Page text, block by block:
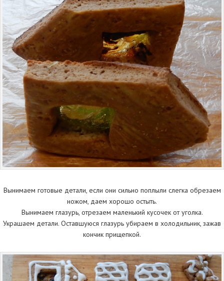
Вынимаем готовые детали, если они сильно поплыли слегка обрезаем
ножом, даем хорошо остыть.
Вынимаем глазурь, отрезаем маленький кусочек от уголка.
Украшаем детали. Оставшуюся глазурь убираем в холодильник, зажав
кончик прищепкой.